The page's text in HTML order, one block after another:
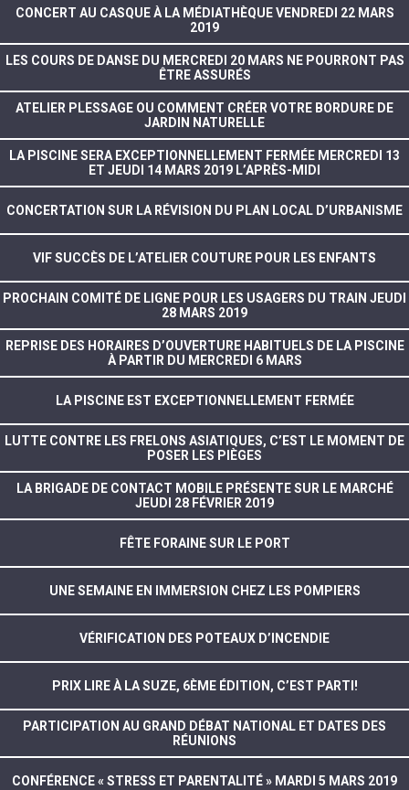
CONCERT AU CASQUE À LA MÉDIATHÈQUE VENDREDI 22 MARS
2019
LES COURS DE DANSE DU MERCREDI 20 MARS NE POURRONT PAS
ÊTRE ASSURÉS
ATELIER PLESSAGE OU COMMENT CRÉER VOTRE BORDURE DE
JARDIN NATURELLE
LA PISCINE SERA EXCEPTIONNELLEMENT FERMÉE MERCREDI 13
ET JEUDI 14 MARS 2019 L’APRÈS-MIDI
CONCERTATION SUR LA RÉVISION DU PLAN LOCAL D’URBANISME
VIF SUCCÈS DE L’ATELIER COUTURE POUR LES ENFANTS
PROCHAIN COMITÉ DE LIGNE POUR LES USAGERS DU TRAIN JEUDI
28 MARS 2019
REPRISE DES HORAIRES D’OUVERTURE HABITUELS DE LA PISCINE
À PARTIR DU MERCREDI 6 MARS
LA PISCINE EST EXCEPTIONNELLEMENT FERMÉE
LUTTE CONTRE LES FRELONS ASIATIQUES, C’EST LE MOMENT DE
POSER LES PIÈGES
LA BRIGADE DE CONTACT MOBILE PRÉSENTE SUR LE MARCHÉ
JEUDI 28 FÉVRIER 2019
FÊTE FORAINE SUR LE PORT
UNE SEMAINE EN IMMERSION CHEZ LES POMPIERS
VÉRIFICATION DES POTEAUX D’INCENDIE
PRIX LIRE À LA SUZE, 6ÈME ÉDITION, C’EST PARTI!
PARTICIPATION AU GRAND DÉBAT NATIONAL ET DATES DES
RÉUNIONS
CONFÉRENCE « STRESS ET PARENTALITÉ » MARDI 5 MARS 2019